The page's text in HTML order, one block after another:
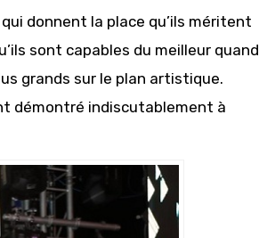
donnent la place qu’ils méritent
sont capables du meilleur quand
grands sur le plan artistique.
démontré indiscutablement à